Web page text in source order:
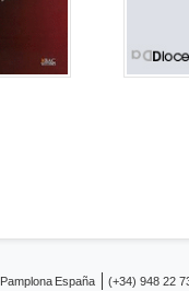
Pamplona España (+34) 948 22